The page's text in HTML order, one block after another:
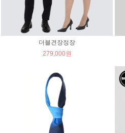
더블견장정장
279,000원